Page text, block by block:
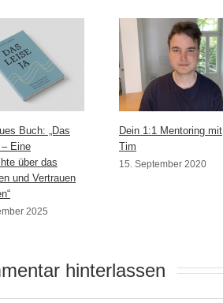
Buch: „Das
Eine
über das
und Vertrauen
2025
Dein 1:1 Mentoring mit
Tim
15. September 2020
hinterlassen